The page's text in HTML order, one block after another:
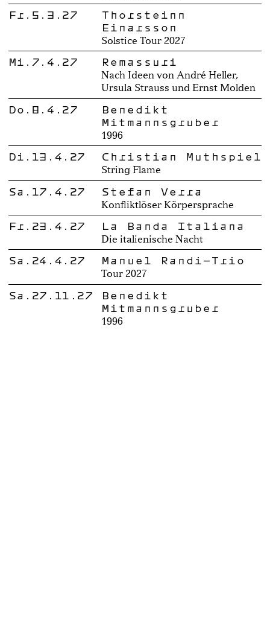
Fr.5.3.27
Thorsteinn
Einarsson
Solstice Tour 2027
Mi.7.4.27 Remassuri
Nach Ideen von André Heller,
Ursula Strauss und Ernst Molden
Do.8.4.27
Benedikt
Mitmannsgruber
1996
Di.13.4.27 Christian Muthspiel
String Flame
Sa.17.4.27 Stefan Verra
Konfliktlöser Körpersprache
Fr.23.4.27 La Banda Italiana
Die italienische Nacht
Sa.24.4.27 Manuel Randi-Trio
Tour 2027
Sa.27.11.27
Benedikt
Mitmannsgruber
1996